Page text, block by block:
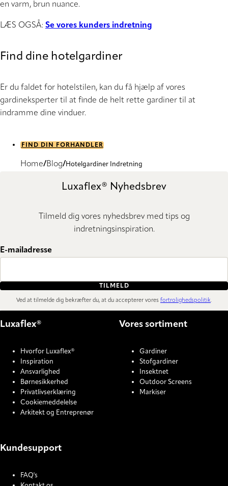
en varm, brun nuance.
LÆS OGSÅ: Se vores kunders indretning
Find dine hotelgardiner
Er du faldet for hotelstilen, kan du få hjælp af vores
gardineksperter til at finde de helt rette gardiner til at
indramme dine vinduer.
FIND DIN FORHANDLER
Home Blog Hotelgardiner Indretning
Luxaflex® Nyhedsbrev
Tilmeld dig vores nyhedsbrev med tips og
indretningsinspiration.
E-mailadresse
TILMELD
Ved at tilmelde dig bekræfter du, at du accepterer vores fortrolighedspolitik.
Luxaflex®
Hvorfor Luxaflex®
Inspiration
Ansvarlighed
Børnesikkerhed
Privatlivserklæring
Cookiemeddelelse
Arkitekt og Entreprenør
Vores sortiment
Gardiner
Stofgardiner
Insektnet
Outdoor Screens
Markiser
Kundesupport
FAQ's